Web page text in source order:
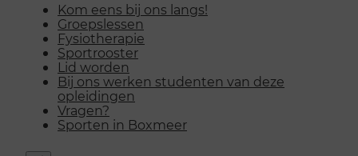
Kom eens bij ons langs!
Groepslessen
Fysiotherapie
Sportrooster
Lid worden
Bij ons werken studenten van deze
opleidingen
Vragen?
Sporten in Boxmeer